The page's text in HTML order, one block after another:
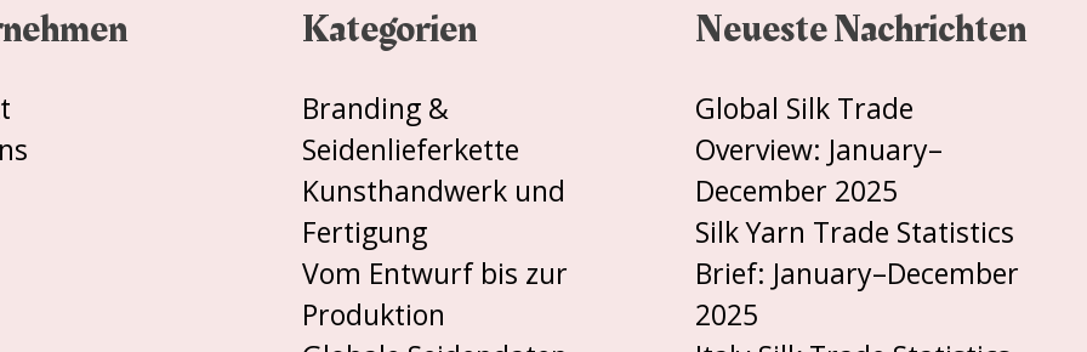
Kategorien
Branding &
Seidenlieferkette
Kunsthandwerk und
Fertigung
Vom Entwurf bis zur
Produktion
Neueste Nachrichten
Global Silk Trade
Overview: January–
December 2025
Silk Yarn Trade Statistics
Brief: January–December
2025